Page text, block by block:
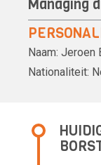
Managing
Naam: Jeroen
Nationaliteit: